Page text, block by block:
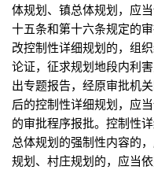
体规划、镇总体规划，应
十五条和第十六条规定
改控制性详细规划的，组
论证，征求规划地段内利
出专题报告，经原审批机
后的控制性详细规划，应
的审批程序报批。控制性
总体规划的强制性内容
规划、村庄规划的，应当